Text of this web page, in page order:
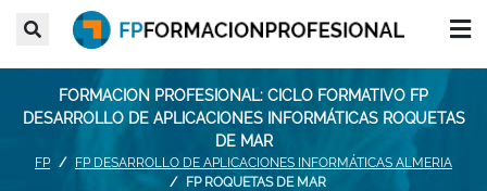
FORMACION PROFESIONAL: CICLO FORMATIVO FP
DESARROLLO DE APLICACIONES INFORMÁTICAS ROQUETAS
DE MAR
FP
FP DESARROLLO DE APLICACIONES INFORMÁTICAS ALMERIA
FP ROQUETAS DE MAR